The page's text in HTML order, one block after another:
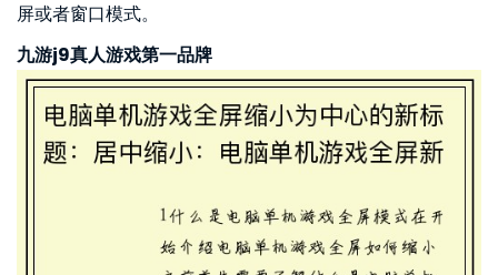
屏或者窗口模式。
九游j9真人游戏第一品牌